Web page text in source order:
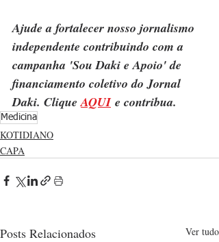
Ajude a fortalecer nosso jornalismo
independente contribuindo com a
campanha 'Sou Daki e Apoio' de
financiamento coletivo do Jornal
Daki. Clique AQUI e contribua.
Medicina
KOTIDIANO
CAPA
Posts Relacionados Ver tudo